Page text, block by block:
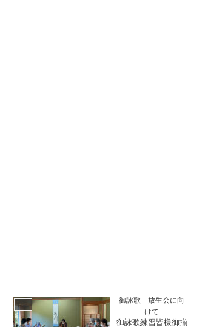
日誌
御詠歌 放生会に向
けて
御詠歌練習皆様御揃